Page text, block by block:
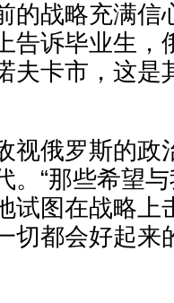
的战略充满信
告诉毕业生，
夫卡市，这是
视俄罗斯的政
。“那些希望
试图在战略上
切都会好起来